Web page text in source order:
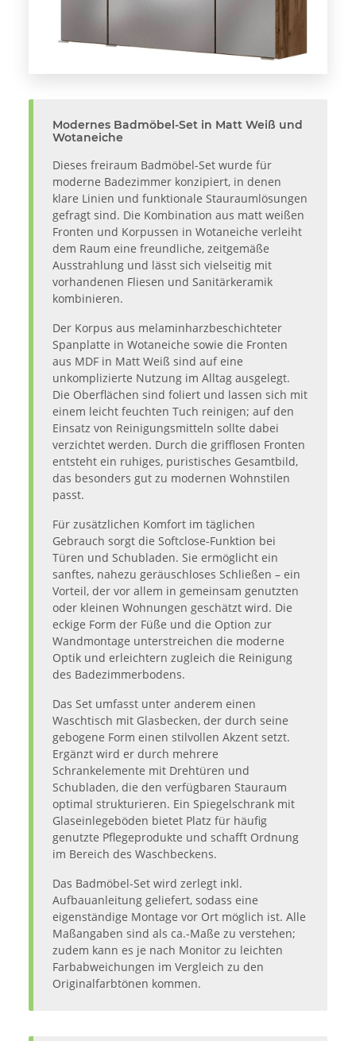
Modernes Badmöbel-Set in Matt Weiß und
Wotaneiche
Dieses freiraum Badmöbel-Set wurde für
moderne Badezimmer konzipiert, in denen
klare Linien und funktionale Stauraumlösungen
gefragt sind. Die Kombination aus matt weißen
Fronten und Korpussen in Wotaneiche verleiht
dem Raum eine freundliche, zeitgemäße
Ausstrahlung und lässt sich vielseitig mit
vorhandenen Fliesen und Sanitärkeramik
kombinieren.
Der Korpus aus melaminharzbeschichteter
Spanplatte in Wotaneiche sowie die Fronten
aus MDF in Matt Weiß sind auf eine
unkomplizierte Nutzung im Alltag ausgelegt.
Die Oberflächen sind foliert und lassen sich mit
einem leicht feuchten Tuch reinigen; auf den
Einsatz von Reinigungsmitteln sollte dabei
verzichtet werden. Durch die grifflosen Fronten
entsteht ein ruhiges, puristisches Gesamtbild,
das besonders gut zu modernen Wohnstilen
passt.
Für zusätzlichen Komfort im täglichen
Gebrauch sorgt die Softclose-Funktion bei
Türen und Schubladen. Sie ermöglicht ein
sanftes, nahezu geräuschloses Schließen – ein
Vorteil, der vor allem in gemeinsam genutzten
oder kleinen Wohnungen geschätzt wird. Die
eckige Form der Füße und die Option zur
Wandmontage unterstreichen die moderne
Optik und erleichtern zugleich die Reinigung
des Badezimmerbodens.
Das Set umfasst unter anderem einen
Waschtisch mit Glasbecken, der durch seine
gebogene Form einen stilvollen Akzent setzt.
Ergänzt wird er durch mehrere
Schrankelemente mit Drehtüren und
Schubladen, die den verfügbaren Stauraum
optimal strukturieren. Ein Spiegelschrank mit
Glaseinlegeböden bietet Platz für häufig
genutzte Pflegeprodukte und schafft Ordnung
im Bereich des Waschbeckens.
Das Badmöbel-Set wird zerlegt inkl.
Aufbauanleitung geliefert, sodass eine
eigenständige Montage vor Ort möglich ist. Alle
Maßangaben sind als ca.-Maße zu verstehen;
zudem kann es je nach Monitor zu leichten
Farbabweichungen im Vergleich zu den
Originalfarbtönen kommen.